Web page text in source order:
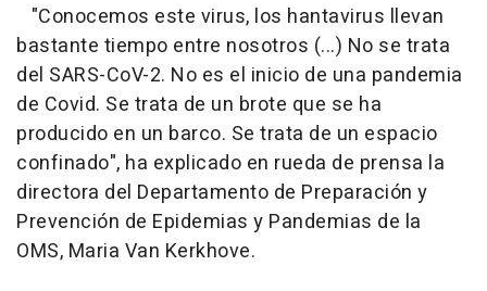
"Conocemos este virus, los hantavirus llevan
bastante tiempo entre nosotros (...) No se trata
del SARS-CoV-2. No es el inicio de una pandemia
de Covid. Se trata de un brote que se ha
producido en un barco. Se trata de un espacio
confinado", ha explicado en rueda de prensa la
directora del Departamento de Preparación y
Prevención de Epidemias y Pandemias de la
OMS, Maria Van Kerkhove.